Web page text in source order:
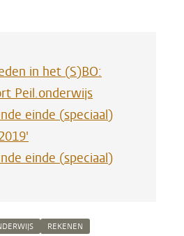
in het (S)BO:
Peil.onderwijs
einde (speciaal)
einde (speciaal)
REKENEN